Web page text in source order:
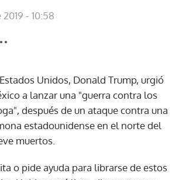
- 10:58
Unidos, Donald Trump, urgió
a lanzar una "guerra contra los
después de un ataque contra una
estadounidense en el norte del
muertos.
o pide ayuda para librarse de estos